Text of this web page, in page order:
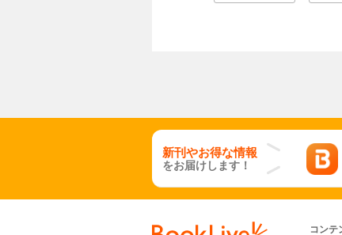
新刊やお得な情報
をお届けします！
コンテ